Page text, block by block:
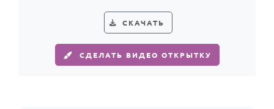
СКАЧАТЬ
СДЕЛАТЬ ВИДЕО ОТКРЫТКУ